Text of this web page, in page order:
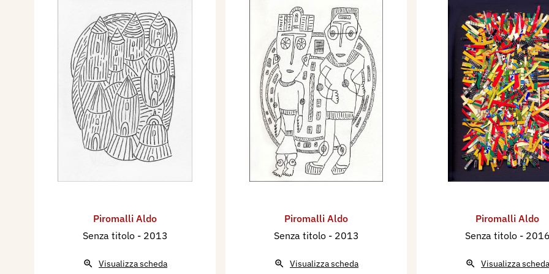
Piromalli Aldo
Senza titolo - 2013
Visualizza scheda
Piromalli Aldo
Senza titolo - 2013
Visualizza scheda
Piromalli Aldo
Senza titolo -
Visualizza scheda